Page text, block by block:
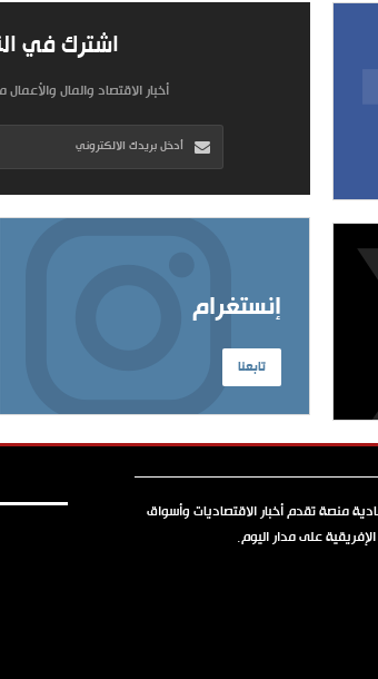
اشترك في
أخبار الاقتصاد والمال
إنستغرام
تابعنا
منصة تقدم أخبار الاقتصاديات وأسواق
الإفريقية على مدار اليوم.